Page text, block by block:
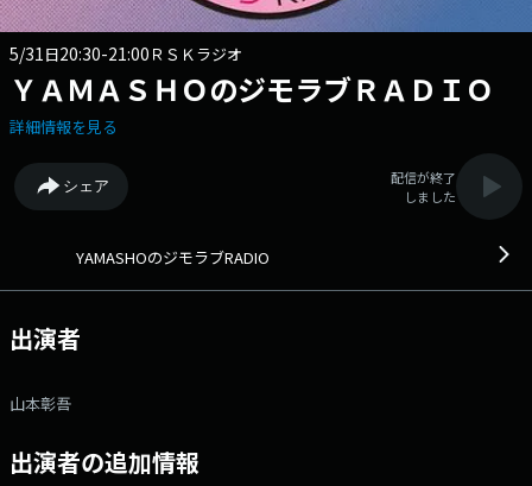
5/31 日20:30-21:00 ＲＳＫラジオ
ＹＡＭＡＳＨＯのジモラブＲＡＤＩＯ
詳細情報を見る
シェア
配信が終了
しました
YAMASHOのジモラブRADIO
出演者
山本彰吾
出演者の追加情報